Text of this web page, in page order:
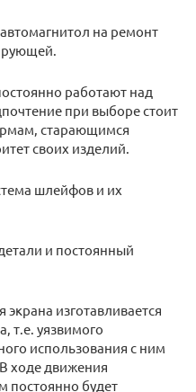
на ремонт
работают над
при выборе стоит
старающимся
своих изделий.
шлейфов и их
и постоянный
изготавливается
т.е. уязвимого
использования с ним
ходе движения
постоянно будет